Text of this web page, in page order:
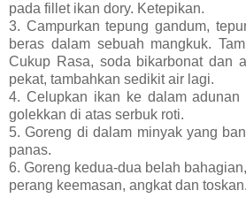
pada fillet ikan dory. Ketepikan.
3. Campurkan tepung gandum,
beras dalam sebuah mangkuk.
Cukup Rasa, soda bikarbonat dan
pekat, tambahkan sedikit air lagi.
4. Celupkan ikan ke dalam adunan
golekkan di atas serbuk roti.
5. Goreng di dalam minyak yang
panas.
6. Goreng kedua-dua belah
perang keemasan, angkat dan toskan.